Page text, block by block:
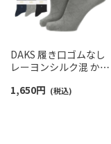
DAKS 履き口ゴムなし
レーヨンシルク混 かか
本製 クルー丈 ソックス
1,650円 (税込)